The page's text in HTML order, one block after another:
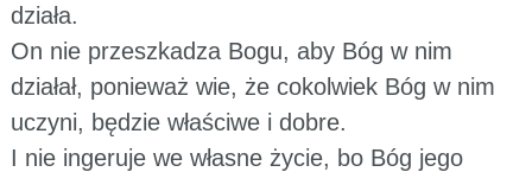
działa.
On nie przeszkadza Bogu, aby Bóg w nim
działał, ponieważ wie, że cokolwiek Bóg w nim
uczyni, będzie właściwe i dobre.
I nie ingeruje we własne życie, bo Bóg jego